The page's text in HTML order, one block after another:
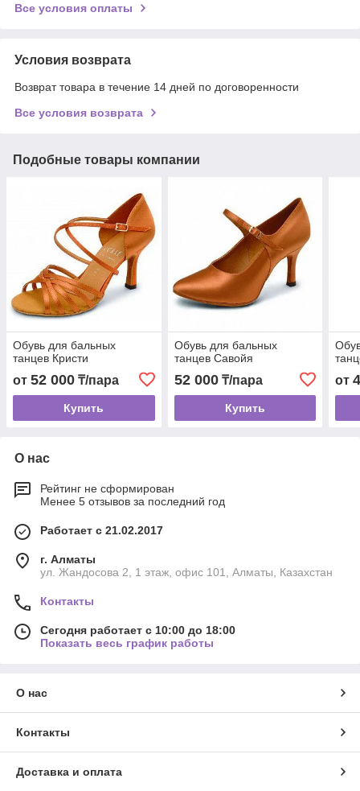
Все условия оплаты
Условия возврата
Возврат товара в течение 14 дней по договоренности
Все условия возврата
Подобные товары компании
Обувь для бальных
танцев Кристи
от 52 000 ₸/пара
Купить
Обувь для бальных
танцев Савойя
52 000₸/пара
Купить
от
О нас
Рейтинг не сформирован
Менее 5 отзывов за последний год
Работает с 21.02.2017
г. Алматы
ул. Жандосова 2, 1 этаж, офис 101, Алматы, Казахстан
Контакты
Сегодня работает с 10:00 до 18:00
Показать весь график работы
О нас
Контакты
Доставка и оплата